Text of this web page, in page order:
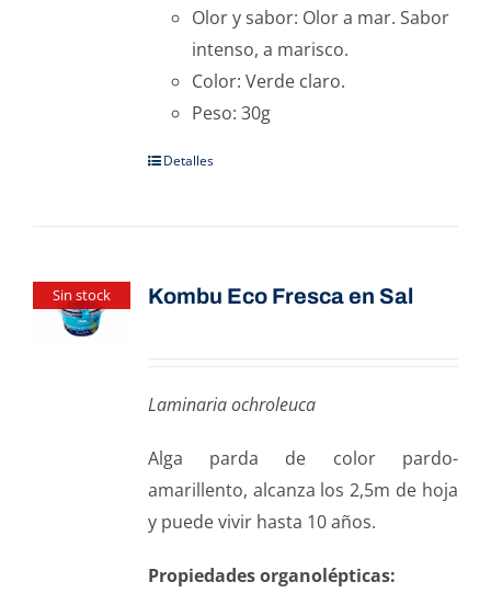
Olor y sabor: Olor a mar. Sabor
intenso, a marisco.
Color: Verde claro.
Peso: 30g
Detalles
Sin stock Kombu Eco Fresca en Sal
Laminaria ochroleuca
Alga parda de color pardo-
amarillento, alcanza los 2,5m de hoja
y puede vivir hasta 10 años.
Propiedades organolépticas: